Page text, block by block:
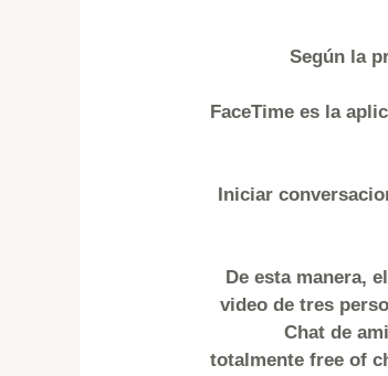
Según la
FaceTime es la
Iniciar
De esta manera,
video de tres
Chat de
totalmente free of